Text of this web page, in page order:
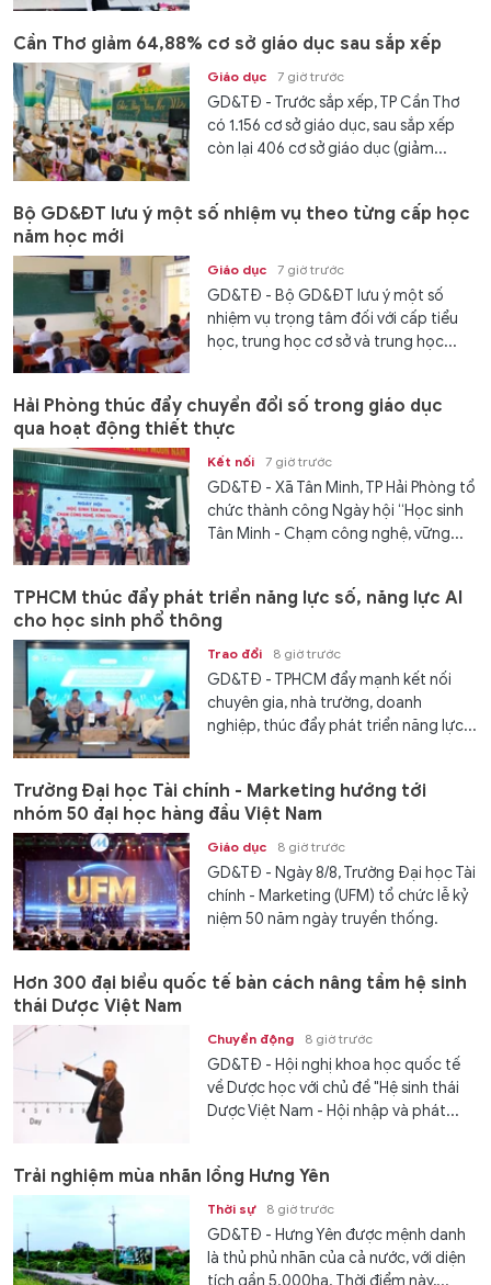
Cần Thơ giảm 64,88% cơ sở giáo dục sau sắp xếp
Giáo dục 7 giờ trước
GD&TĐ - Trước sắp xếp, TP Cần Thơ
có 1.156 cơ sở giáo dục, sau sắp xếp
còn lại 406 cơ sở giáo dục (giảm...
Bộ GD&ĐT lưu ý một số nhiệm vụ theo từng cấp học
năm học mới
Giáo dục 7 giờ trước
GD&TĐ - Bộ GD&ĐT lưu ý một số
nhiệm vụ trọng tâm đối với cấp tiểu
học, trung học cơ sở và trung học...
Hải Phòng thúc đẩy chuyển đổi số trong giáo dục
qua hoạt động thiết thực
Kết nối 7 giờ trước
GD&TĐ - Xã Tân Minh, TP Hải Phòng tổ
chức thành công Ngày hội “Học sinh
Tân Minh - Chạm công nghệ, vững...
TPHCM thúc đẩy phát triển năng lực số, năng lực AI
cho học sinh phổ thông
Trao đổi 8 giờ trước
GD&TĐ - TPHCM đẩy mạnh kết nối
chuyên gia, nhà trường, doanh
nghiệp, thúc đẩy phát triển năng lực...
Trường Đại học Tài chính - Marketing hướng tới
nhóm 50 đại học hàng đầu Việt Nam
Giáo dục 8 giờ trước
GD&TĐ - Ngày 8/8, Trường Đại học Tài
chính - Marketing (UFM) tổ chức lễ kỷ
niệm 50 năm ngày truyền thống.
Hơn 300 đại biểu quốc tế bàn cách nâng tầm hệ sinh
thái Dược Việt Nam
Chuyển động 8 giờ trước
GD&TĐ - Hội nghị khoa học quốc tế
về Dược học với chủ đề "Hệ sinh thái
Dược Việt Nam - Hội nhập và phát...
Trải nghiệm mùa nhãn lồng Hưng Yên
Thời sự 8 giờ trước
GD&TĐ - Hưng Yên được mệnh danh
là thủ phủ nhãn của cả nước, với diện
tích gần 5.000ha. Thời điểm này,...